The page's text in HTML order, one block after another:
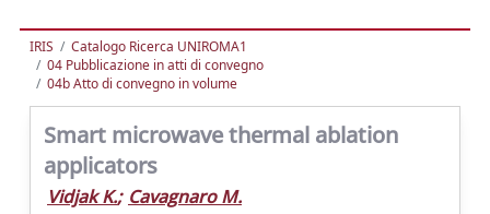
IRIS
Catalogo Ricerca UNIROMA1
04 Pubblicazione in atti di convegno
04b Atto di convegno in volume
Smart microwave thermal ablation
applicators
Vidjak K.; Cavagnaro M.